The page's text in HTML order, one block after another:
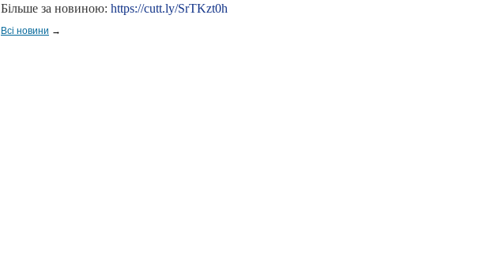
Більше за новиною: https://cutt.ly/SrTKzt0h
Всі новини →